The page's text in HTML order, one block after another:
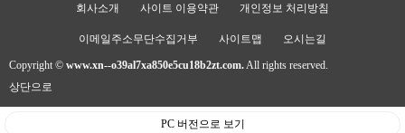
회사소개 사이트 이용약관 개인정보 처리방침
이메일주소무단수집거부 사이트맵 오시는길
Copyright © www.xn--o39al7xa850e5cu18b2zt.com.All rights reserved.
상단으로
PC 버전으로 보기